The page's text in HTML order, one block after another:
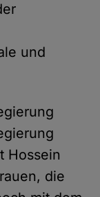
und
Hossein
die